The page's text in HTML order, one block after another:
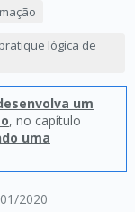
2020
lógica de
um
, no capítulo
uma